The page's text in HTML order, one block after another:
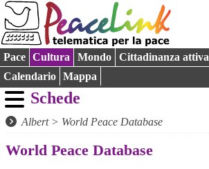
Pace Cultura Mondo Cittadinanza attiva
Calendario
Mappa
Schede
Albert> World Peace Database
World Peace Database